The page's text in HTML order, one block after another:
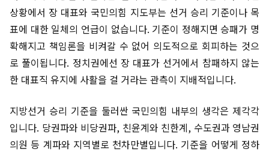
상황에서 장 대표와 국민의힘 지도부는 선거 승리 기준이나 목
표에 대한 일체의 언급이 없습니다. 기준이 정해지면 승패가 명
확해지고 책임론을 비켜갈 수 없어 의도적으로 회피하는 것으
로 풀이됩니다. 정치권에선 장 대표가 선거에서 참패하지 않는
한 대표직 유지에 사활을 걸 거라는 관측이 지배적입니다.
지방선거 승리 기준을 둘러싼 국민의힘 내부의 생각은 제각각
입니다. 당권파와 비당권파, 친윤계와 친한계, 수도권과 영남권
의원 등 계파와 지역별로 천차만별입니다. 기준을 어떻게 정하